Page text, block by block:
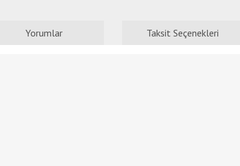
Yorumlar Taksit Seçenekleri